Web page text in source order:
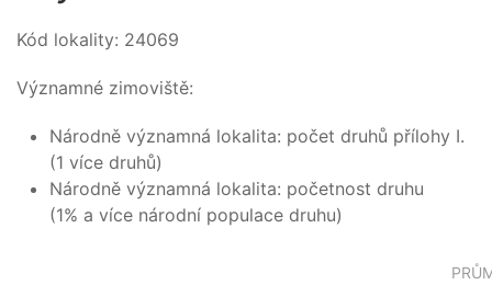
Kód lokality: 24069
Významné zimoviště:
Národně významná lokalita: počet druhů přílohy I.
(1 více druhů)
Národně významná lokalita: početnost druhu
(1% a více národní populace druhu)